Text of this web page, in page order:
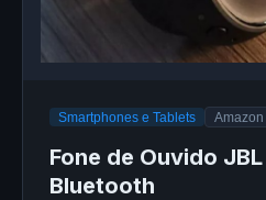
Smartphones e Tablets Amazon
Fone de Ouvido
Bluetooth